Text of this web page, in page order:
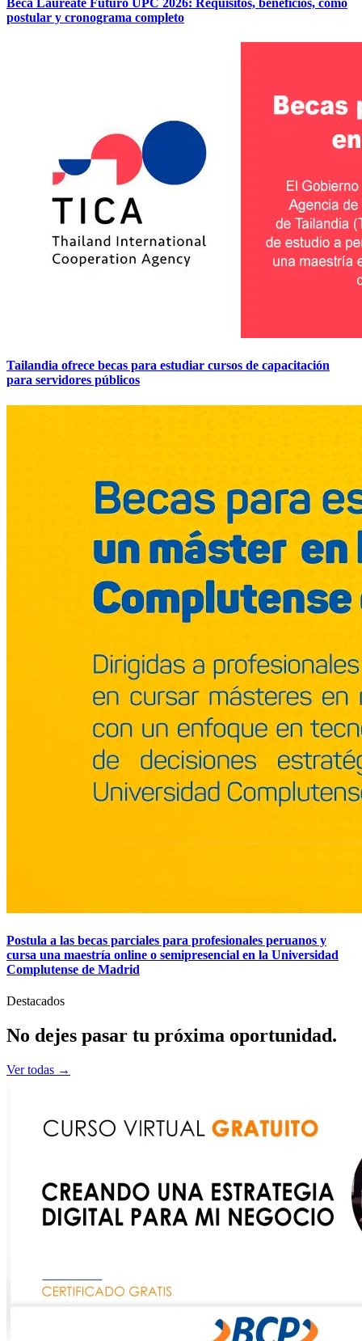
postular y cronograma completo
Tailandia ofrece becas para estudiar cursos de capacitación
para servidores públicos
Postula a las becas parciales para profesionales peruanos y
cursa una maestría online o semipresencial en la Universidad
Complutense de Madrid
Destacados
No dejes pasar tu próxima oportunidad.
Ver todas →